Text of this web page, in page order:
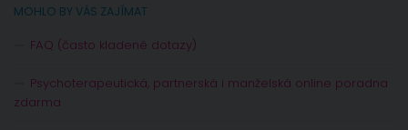
MOHLO BY VÁS ZAJÍMAT
FAQ (často kladené dotazy)
Psychoterapeutická, partnerská i manželská online poradna
zdarma